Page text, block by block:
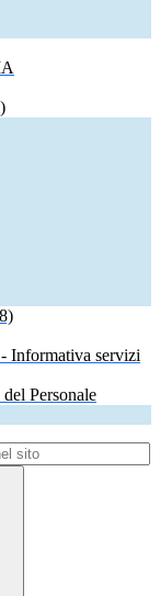
Informativa servizi
Personale